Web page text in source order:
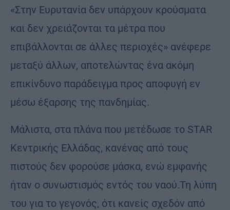
«Στην Ευρυτανία δεν υπάρχουν κρούσματα
και δεν χρειάζονται τα μέτρα που
επιβάλλονται σε άλλες περιοχές» ανέφερε
μεταξύ άλλων, αποτελώντας ένα ακόμη
επικίνδυνο παράδειγμα προς αποφυγή εν
μέσω έξαρσης της πανδημίας.
Μάλιστα, στα πλάνα που μετέδωσε το STAR
Κεντρικής Ελλάδας, κανένας από τους
πιστούς δεν φορούσε μάσκα, ενώ εμφανής
ήταν ο συνωστισμός εντός του ναού.Τη λύπη
του για το γεγονός, ότι κανείς σχεδόν από